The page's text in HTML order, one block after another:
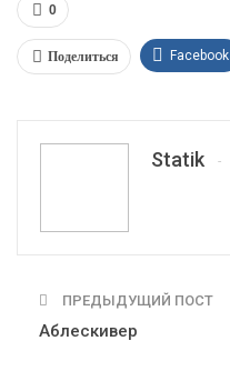
0
Поделиться Facebook
Statik
ПРЕДЫДУЩИЙ ПОСТ
Аблескивер